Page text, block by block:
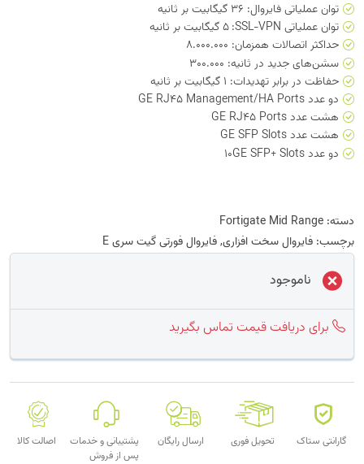
توان عملیاتی فایروال: 36 گیگابیت بر ثانیه
توان عملیاتی SSL-VPN:
5 گیگابیت بر ثانیه
حداکثر اتصالات همزمان: 8.000.000
سشن‌های جدید در ثانیه: 300.000
حفاظت در برابر تهدیدات: 1 گیگابیت بر ثانیه
دو عدد GE RJ45 Management/HA Ports
هشت عدد GE RJ45 Ports
هشت عدد GE SFP Slots
دو عدد 10GE SFP+ Slots
دسته: Fortigate Mid Range
برچسب: فایروال سخت افزاری,فایروال فورتی گیت سری E
ناموجود
برای دریافت قیمت تماس بگیرید
گارانتی ستاک تحویل فوری ارسال رایگان
پشتیبانی و خدمات
پس از فروش
اصالت کالا